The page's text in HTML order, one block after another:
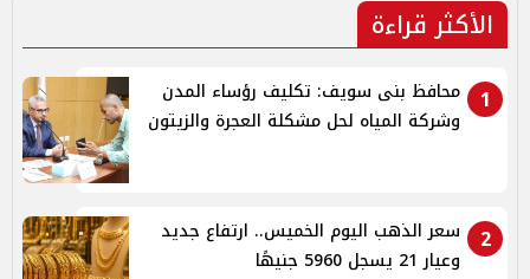
الأكثر قراءة
1
محافظ بنى سويف: تكليف رؤساء المدن
وشركة المياه لحل مشكلة العجرة والزيتون
2
سعر الذهب اليوم الخميس.. ارتفاع جديد
وعيار 21 يسجل 5960 جنيهًا